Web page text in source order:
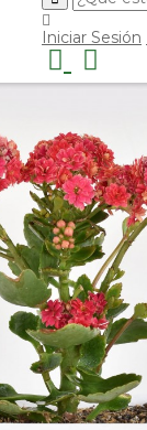
Iniciar Sesión